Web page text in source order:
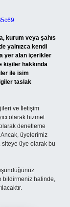
kurum veya şahıs
yalnızca kendi
yer alan içerikler
kişiler hakkında
ile isim
taslak
ve İletişim
olarak hizmet
denetleme
üyelerimiz
siteye üye olarak bu
bildirmeniz halinde,